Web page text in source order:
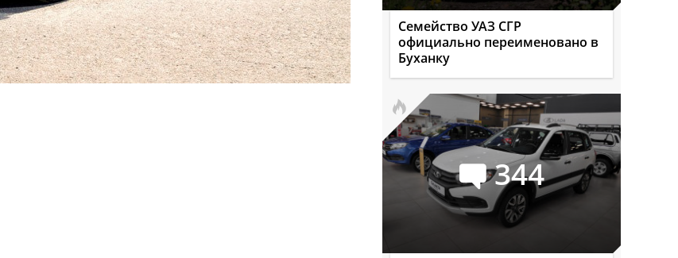
Семейство УАЗ СГР
официально переименовано в
Буханку
344